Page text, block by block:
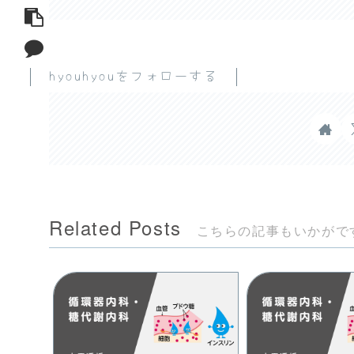
hyouhyouをフォローする
Related Posts こちらの記事もいかがで